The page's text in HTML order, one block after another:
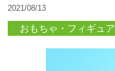
2021/08/13
おもちゃ・フィギュア